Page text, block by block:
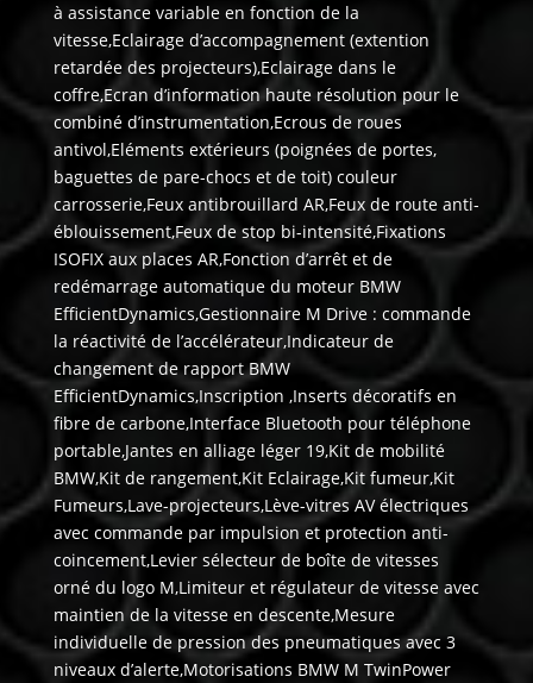
à assistance variable en fonction de la
vitesse,Eclairage d’accompagnement (extention
retardée des projecteurs),Eclairage dans le
coffre,Ecran d’information haute résolution pour le
combiné d’instrumentation,Ecrous de roues
antivol,Eléments extérieurs (poignées de portes,
baguettes de pare-chocs et de toit) couleur
carrosserie,Feux antibrouillard AR,Feux de route anti-
éblouissement,Feux de stop bi-intensité,Fixations
ISOFIX aux places AR,Fonction d’arrêt et de
redémarrage automatique du moteur BMW
EfficientDynamics,Gestionnaire M Drive : commande
la réactivité de l’accélérateur,Indicateur de
changement de rapport BMW
EfficientDynamics,Inscription ,Inserts décoratifs en
fibre de carbone,Interface Bluetooth pour téléphone
portable,Jantes en alliage léger 19,Kit de mobilité
BMW,Kit de rangement,Kit Eclairage,Kit fumeur,Kit
Fumeurs,Lave-projecteurs,Lève-vitres AV électriques
avec commande par impulsion et protection anti-
coincement,Levier sélecteur de boîte de vitesses
orné du logo M,Limiteur et régulateur de vitesse avec
maintien de la vitesse en descente,Mesure
individuelle de pression des pneumatiques avec 3
niveaux d’alerte,Motorisations BMW M TwinPower